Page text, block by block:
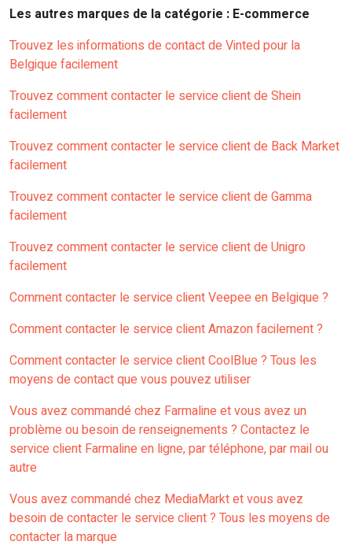
Les autres marques de la catégorie : E-commerce
Trouvez les informations de contact de Vinted pour la
Belgique facilement
Trouvez comment contacter le service client de Shein
facilement
Trouvez comment contacter le service client de Back Market
facilement
Trouvez comment contacter le service client de Gamma
facilement
Trouvez comment contacter le service client de Unigro
facilement
Comment contacter le service client Veepee en Belgique ?
Comment contacter le service client Amazon facilement ?
Comment contacter le service client CoolBlue ? Tous les
moyens de contact que vous pouvez utiliser
Vous avez commandé chez Farmaline et vous avez un
problème ou besoin de renseignements ? Contactez le
service client Farmaline en ligne, par téléphone, par mail ou
autre
Vous avez commandé chez MediaMarkt et vous avez
besoin de contacter le service client ? Tous les moyens de
contacter la marque